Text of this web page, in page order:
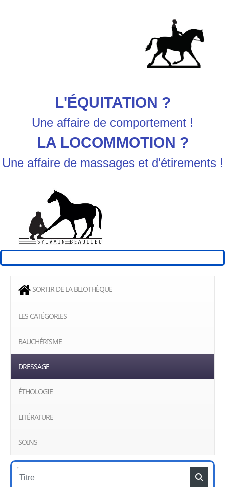
L'ÉQUITATION ?
Une affaire de comportement !
LA LOCOMMOTION ?
Une affaire de massages et d'étirements !
SORTIR DE LA BLIOTHÈQUE
LES CATÉGORIES
BAUCHÉRISME
DRESSAGE
ÉTHOLOGIE
LITÉRATURE
SOINS